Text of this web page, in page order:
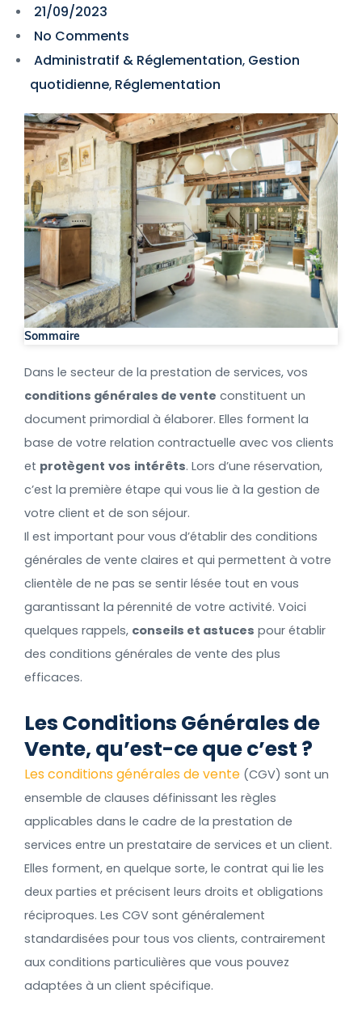
21/09/2023
No Comments
Administratif & Réglementation, Gestion
quotidienne, Réglementation
Sommaire
Dans le secteur de la prestation de services, vos
conditions générales de vente constituent un
document primordial à élaborer. Elles forment la
base de votre relation contractuelle avec vos clients
et protègent vos intérêts. Lors d’une réservation,
c’est la première étape qui vous lie à la gestion de
votre client et de son séjour.
Il est important pour vous d’établir des conditions
générales de vente claires et qui permettent à votre
clientèle de ne pas se sentir lésée tout en vous
garantissant la pérennité de votre activité. Voici
quelques rappels, conseils et astuces pour établir
des conditions générales de vente des plus
efficaces.
Les Conditions Générales de
Vente, qu’est-ce que c’est ?
Les conditions générales de vente (CGV) sont un
ensemble de clauses définissant les règles
applicables dans le cadre de la prestation de
services entre un prestataire de services et un client.
Elles forment, en quelque sorte, le contrat qui lie les
deux parties et précisent leurs droits et obligations
réciproques. Les CGV sont généralement
standardisées pour tous vos clients, contrairement
aux conditions particulières que vous pouvez
adaptées à un client spécifique.